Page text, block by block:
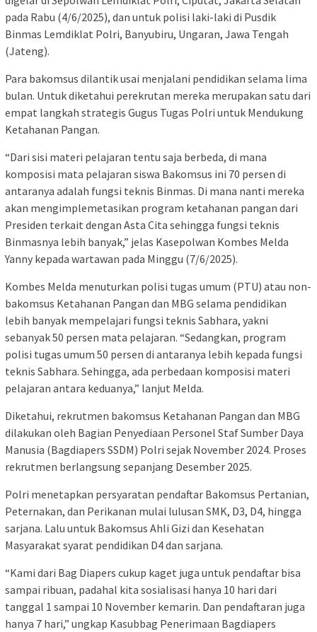
pada Rabu (4/6/2025), dan untuk polisi laki-laki di Pusdik
Binmas Lemdiklat Polri, Banyubiru, Ungaran, Jawa Tengah
(Jateng).
Para bakomsus dilantik usai menjalani pendidikan selama lima
bulan. Untuk diketahui perekrutan mereka merupakan satu dari
empat langkah strategis Gugus Tugas Polri untuk Mendukung
Ketahanan Pangan.
“Dari sisi materi pelajaran tentu saja berbeda, di mana
komposisi mata pelajaran siswa Bakomsus ini 70 persen di
antaranya adalah fungsi teknis Binmas. Di mana nanti mereka
akan mengimplemetasikan program ketahanan pangan dari
Presiden terkait dengan Asta Cita sehingga fungsi teknis
Binmasnya lebih banyak,” jelas Kasepolwan Kombes Melda
Yanny kepada wartawan pada Minggu (7/6/2025).
Kombes Melda menuturkan polisi tugas umum (PTU) atau non-
bakomsus Ketahanan Pangan dan MBG selama pendidikan
lebih banyak mempelajari fungsi teknis Sabhara, yakni
sebanyak 50 persen mata pelajaran. “Sedangkan, program
polisi tugas umum 50 persen di antaranya lebih kepada fungsi
teknis Sabhara. Sehingga, ada perbedaan komposisi materi
pelajaran antara keduanya,” lanjut Melda.
Diketahui, rekrutmen bakomsus Ketahanan Pangan dan MBG
dilakukan oleh Bagian Penyediaan Personel Staf Sumber Daya
Manusia (Bagdiapers SSDM) Polri sejak November 2024. Proses
rekrutmen berlangsung sepanjang Desember 2025.
Polri menetapkan persyaratan pendaftar Bakomsus Pertanian,
Peternakan, dan Perikanan mulai lulusan SMK, D3, D4, hingga
sarjana. Lalu untuk Bakomsus Ahli Gizi dan Kesehatan
Masyarakat syarat pendidikan D4 dan sarjana.
“Kami dari Bag Diapers cukup kaget juga untuk pendaftar bisa
sampai ribuan, padahal kita sosialisasi hanya 10 hari dari
tanggal 1 sampai 10 November kemarin. Dan pendaftaran juga
hanya 7 hari,” ungkap Kasubbag Penerimaan Bagdiapers